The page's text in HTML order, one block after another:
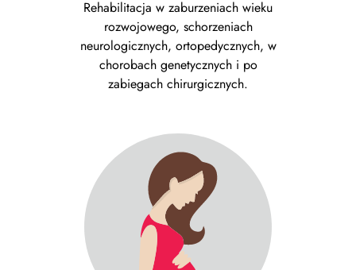
Rehabilitacja w zaburzeniach wieku
rozwojowego, schorzeniach
neurologicznych, ortopedycznych, w
chorobach genetycznych i po
zabiegach chirurgicznych.